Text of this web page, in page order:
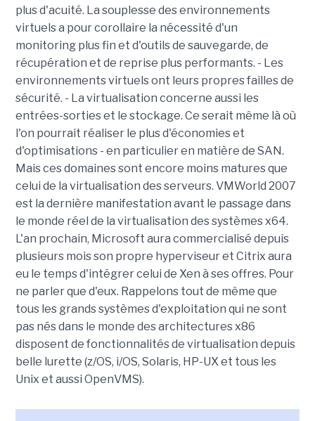
plus d'acuité. La souplesse des environnements
virtuels a pour corollaire la nécessité d'un
monitoring plus fin et d'outils de sauvegarde, de
récupération et de reprise plus performants. - Les
environnements virtuels ont leurs propres failles de
sécurité. - La virtualisation concerne aussi les
entrées-sorties et le stockage. Ce serait même là où
l'on pourrait réaliser le plus d'économies et
d'optimisations - en particulier en matière de SAN.
Mais ces domaines sont encore moins matures que
celui de la virtualisation des serveurs. VMWorld 2007
est la dernière manifestation avant le passage dans
le monde réel de la virtualisation des systèmes x64.
L'an prochain, Microsoft aura commercialisé depuis
plusieurs mois son propre hyperviseur et Citrix aura
eu le temps d'intégrer celui de Xen à ses offres. Pour
ne parler que d'eux. Rappelons tout de même que
tous les grands systèmes d'exploitation qui ne sont
pas nés dans le monde des architectures x86
disposent de fonctionnalités de virtualisation depuis
belle lurette (z/OS, i/OS, Solaris, HP-UX et tous les
Unix et aussi OpenVMS).